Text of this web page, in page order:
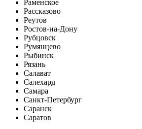
Раменское
Рассказово
Реутов
Ростов-на-Дону
Рубцовск
Румянцево
Рыбинск
Рязань
Салават
Салехард
Самара
Санкт-Петербург
Саранск
Саратов